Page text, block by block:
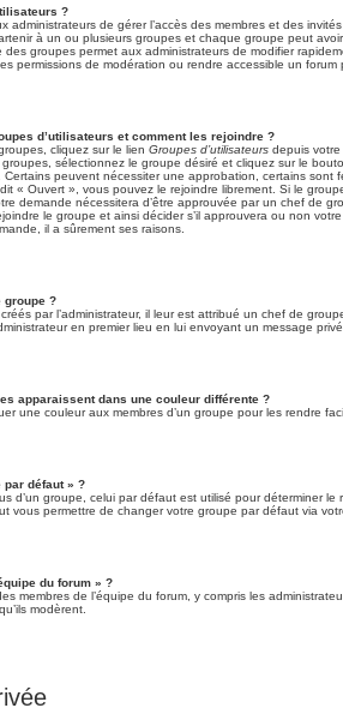
?
administrateurs de gérer l’accès des membres et des
à un ou plusieurs groupes et chaque groupe peut
des groupes permet aux administrateurs de modifier
permissions de modération ou rendre accessible un forum
d’utilisateurs et comment les rejoindre ?
cliquez sur le lien Groupes d’utilisateurs depuis votre
sélectionnez le groupe désiré et cliquez sur le
peuvent nécessiter une approbation, certains sont
« Ouvert », vous pouvez le rejoindre librement. Si le
demande nécessitera d’être approuvée par un chef de
le groupe et ainsi décider s’il approuvera ou non
il a sûrement ses raisons.
groupe ?
par l’administrateur, il leur est attribué un chef de
en premier lieu en lui envoyant un message
apparaissent dans une couleur différente ?
une couleur aux membres d’un groupe pour les rendre
par défaut » ?
d’un groupe, celui par défaut est utilisé pour déterminer
vous permettre de changer votre groupe par défaut via
du forum » ?
membres de l’équipe du forum, y compris les
modèrent.